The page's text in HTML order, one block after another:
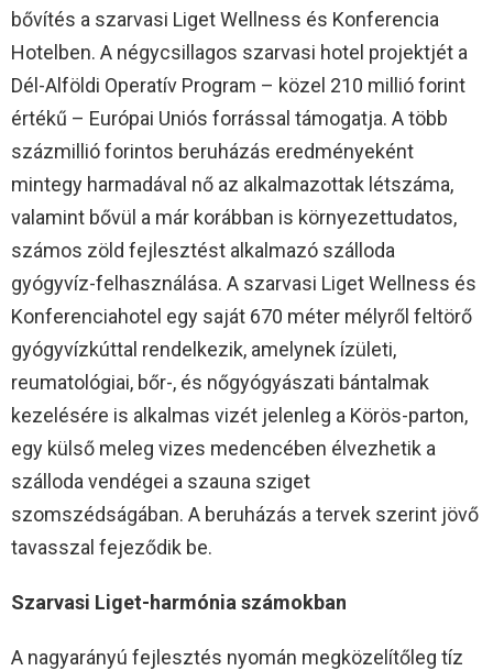
bővítés a szarvasi Liget Wellness és Konferencia
Hotelben. A négycsillagos szarvasi hotel projektjét a
Dél-Alföldi Operatív Program – közel 210 millió forint
értékű – Európai Uniós forrással támogatja. A több
százmillió forintos beruházás eredményeként
mintegy harmadával nő az alkalmazottak létszáma,
valamint bővül a már korábban is környezettudatos,
számos zöld fejlesztést alkalmazó szálloda
gyógyvíz-felhasználása. A szarvasi Liget Wellness és
Konferenciahotel egy saját 670 méter mélyről feltörő
gyógyvízkúttal rendelkezik, amelynek ízületi,
reumatológiai, bőr-, és nőgyógyászati bántalmak
kezelésére is alkalmas vizét jelenleg a Körös-parton,
egy külső meleg vizes medencében élvezhetik a
szálloda vendégei a szauna sziget
szomszédságában. A beruházás a tervek szerint jövő
tavasszal fejeződik be.
Szarvasi Liget-harmónia számokban
A nagyarányú fejlesztés nyomán megközelítőleg tíz